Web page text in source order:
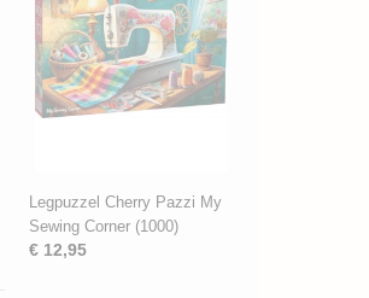
Legpuzzel Cherry Pazzi My
Sewing Corner (1000)
€ 12,95